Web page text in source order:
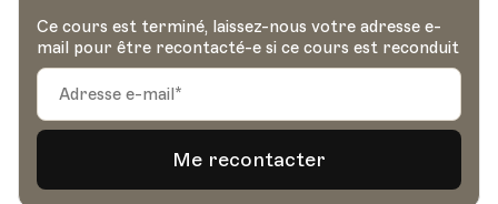
Ce cours est terminé, laissez-nous votre adresse e-
mail pour être recontacté-e si ce cours est reconduit